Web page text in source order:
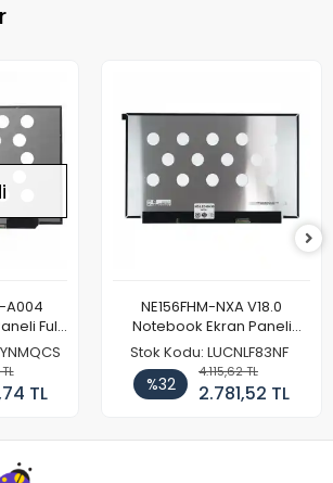
A004
Full
TL
NE156FHM-NXA V18.0
Notebook Ekran Paneli
144Hz
Stok Kodu: LUCNLF83NF
%32
4.115,62 TL
2.781,52 TL